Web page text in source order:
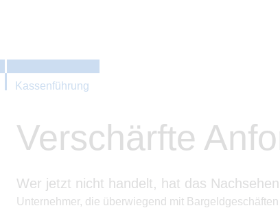
Kassenführung
Verschärfte
Wer jetzt nicht handelt, hat das
Unternehmer, die überwiegend mit